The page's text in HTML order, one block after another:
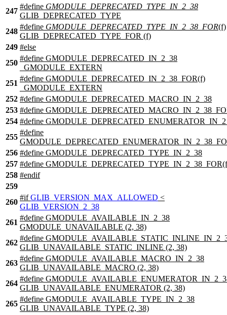
247
#define GMODULE_DEPRECATED_TYPE_IN_2_38
GLIB_DEPRECATED_TYPE
248
#define GMODULE_DEPRECATED_TYPE_IN_2_38_FOR(f)
GLIB_DEPRECATED_TYPE_FOR (f)
249 #else
250
#define GMODULE_DEPRECATED_IN_2_38
_GMODULE_EXTERN
251
#define GMODULE_DEPRECATED_IN_2_38_FOR(f)
_GMODULE_EXTERN
252 #define GMODULE_DEPRECATED_MACRO_IN_2_38
253 #define
254 #define
255
#define
256 #define GMODULE_DEPRECATED_TYPE_IN_2_38
257 #define
258 #endif
259
260
#if GLIB_VERSION_MAX_ALLOWED <
GLIB_VERSION_2_38
261
#define GMODULE_AVAILABLE_IN_2_38
GMODULE_UNAVAILABLE (2, 38)
262
#define
GLIB_UNAVAILABLE_STATIC_INLINE (2, 38)
263
#define GMODULE_AVAILABLE_MACRO_IN_2_38
GLIB_UNAVAILABLE_MACRO (2, 38)
264
#define
GLIB_UNAVAILABLE_ENUMERATOR (2, 38)
265
#define GMODULE_AVAILABLE_TYPE_IN_2_38
GLIB_UNAVAILABLE_TYPE (2, 38)